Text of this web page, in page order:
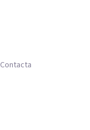
Contacta